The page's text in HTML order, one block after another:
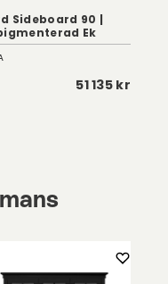
Sideboard 90 |
Ek
51 135 kr